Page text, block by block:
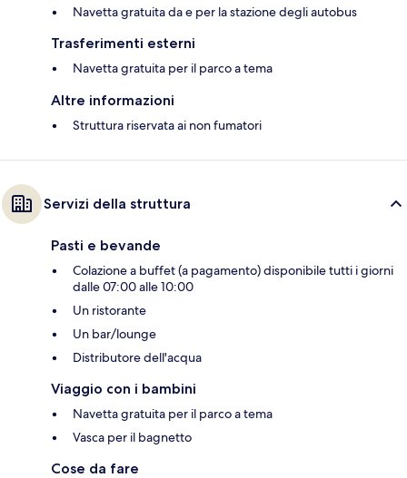
Navetta gratuita da e per la stazione degli autobus
Trasferimenti esterni
Navetta gratuita per il parco a tema
Altre informazioni
Struttura riservata ai non fumatori
Servizi della struttura
Pasti e bevande
Colazione a buffet (a pagamento) disponibile tutti i giorni
dalle 07:00 alle 10:00
Un ristorante
Un bar/lounge
Distributore dell'acqua
Viaggio con i bambini
Navetta gratuita per il parco a tema
Vasca per il bagnetto
Cose da fare